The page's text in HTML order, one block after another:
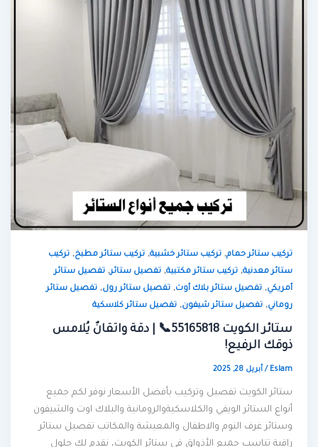
تركيب ستائر حمام,تركيب ستائر خشبية,تركيب ستائر مطبخ,تركيب
ستائر معدنية,تركيب ستائر مكتبية,تفصيل ستائر,تفصيل ستائر
أمريكي,تفصيل ستائر بلاك أوت,تفصيل ستائر رول,تفصيل ستائر
روماني,تفصيل ستائر شيفون,تفصيل ستائر كلاسكية
ستائر الكويت 55165818📞 | دقة واتقانٌ يُلامس
ذوقك الرفيع!
Eslam
/أبريل 28, 2025
ستائر الكويت تفصيل وتركيب بأفضل الأسعار نوفر لكم جميع
أنواع الستائر الويفي والكلاسكيةوالرومانية والبلاك اوت والشيفون
وستائر غرف النوم والاطفال والمعيشة والمكاتب تفصيل ستائر
راقية تناسب جميع الأذواق في ستائر الكويت، نقدم لك حلول